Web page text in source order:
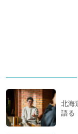
北海
語る